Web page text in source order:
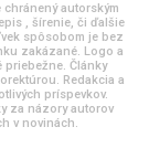
autorským
, šírenie, či ďalšie
spôsobom je bez
zakázané. Logo a
Články
Redakcia a
príspevkov.
za názory autorov
v novinách.